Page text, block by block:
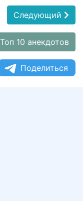
Следующий
Топ 10 анекдотов
Поделиться